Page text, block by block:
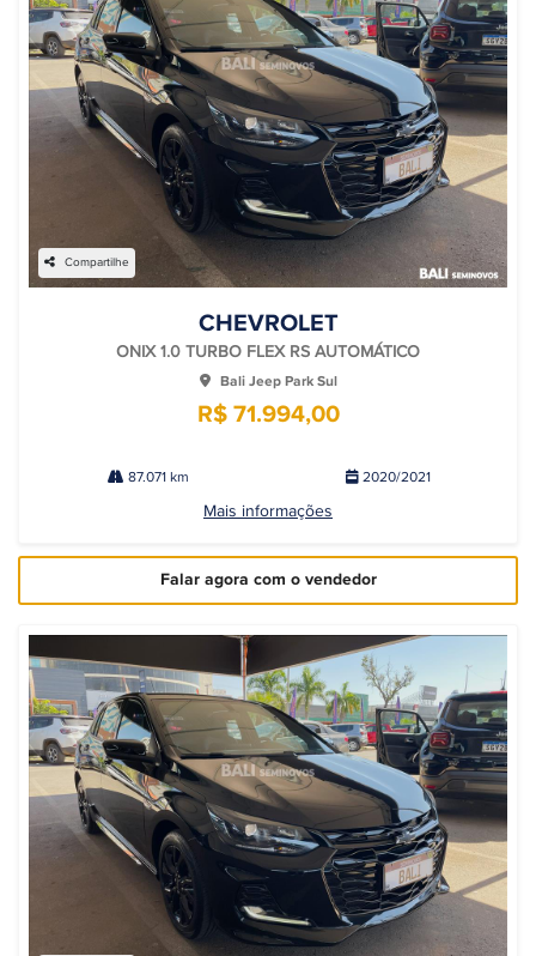
Compartilhe
CHEVROLET
ONIX 1.0 TURBO FLEX RS AUTOMÁTICO
Bali Jeep Park Sul
R$ 71.994,00
87.071 km 2020/2021
Mais informações
Falar agora com o vendedor